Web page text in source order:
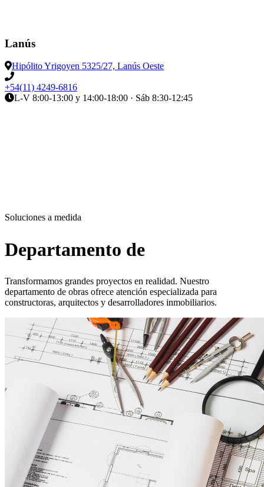
Lanús
Hipólito Yrigoyen 5325/27, Lanús Oeste
+54(11) 4249-6816
L-V 8:00-13:00 y 14:00-18:00 · Sáb 8:30-12:45
Soluciones a medida
Departamento de
Transformamos grandes proyectos en realidad. Nuestro
departamento de obras ofrece atención especializada para
constructoras, arquitectos y desarrolladores inmobiliarios.